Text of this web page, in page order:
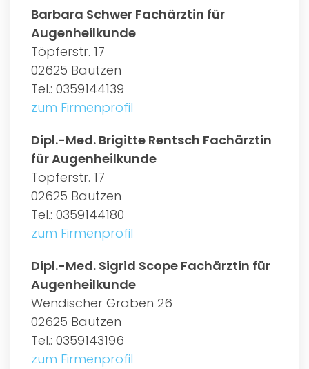
Barbara Schwer Fachärztin für
Augenheilkunde
Töpferstr. 17
02625 Bautzen
Tel.: 0359144139
zum Firmenprofil
Dipl.-Med. Brigitte Rentsch Fachärztin
für Augenheilkunde
Töpferstr. 17
02625 Bautzen
Tel.: 0359144180
zum Firmenprofil
Dipl.-Med. Sigrid Scope Fachärztin für
Augenheilkunde
Wendischer Graben 26
02625 Bautzen
Tel.: 0359143196
zum Firmenprofil